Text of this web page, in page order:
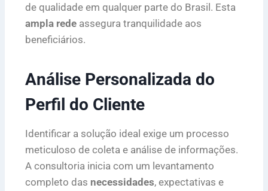
de qualidade em qualquer parte do Brasil. Esta
ampla rede assegura tranquilidade aos
beneficiários.
Análise Personalizada do
Perfil do Cliente
Identificar a solução ideal exige um processo
meticuloso de coleta e análise de informações.
A consultoria inicia com um levantamento
completo das necessidades, expectativas e